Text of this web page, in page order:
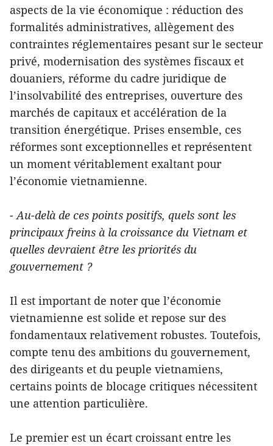
aspects de la vie économique : réduction des
formalités administratives, allègement des
contraintes réglementaires pesant sur le secteur
privé, modernisation des systèmes fiscaux et
douaniers, réforme du cadre juridique de
l’insolvabilité des entreprises, ouverture des
marchés de capitaux et accélération de la
transition énergétique. Prises ensemble, ces
réformes sont exceptionnelles et représentent
un moment véritablement exaltant pour
l’économie vietnamienne.
- Au-delà de ces points positifs, quels sont les
principaux freins à la croissance du Vietnam et
quelles devraient être les priorités du
gouvernement ?
Il est important de noter que l’économie
vietnamienne est solide et repose sur des
fondamentaux relativement robustes. Toutefois,
compte tenu des ambitions du gouvernement,
des dirigeants et du peuple vietnamiens,
certains points de blocage critiques nécessitent
une attention particulière.
Le premier est un écart croissant entre les